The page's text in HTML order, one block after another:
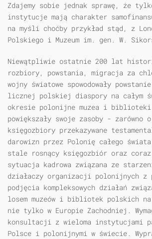
Zdajemy sobie jednak sprawę, że
instytucje mają charakter
na myśli choćby przykład stąd, z
Polskiego i Muzeum im. gen. W.
Niewątpliwie ostatnie 200 lat
rozbiory, powstania, migracja za
wojny światowe spowodowały
licznej polskiej diaspory na całym
okresie polonijne muzea i biblioteki
powiększały swoje zasoby -
księgozbiory przekazywane
darowizn przez Polonię całego
stale rosnący księgozbiór oraz
sytuacja kadrowa związana ze
działaczy organizacji polonijnych z
podjęcia kompleksowych działań
losem muzeów i bibliotek polskich na
nie tylko w Europie Zachodniej.
konsultacji z wieloma instytucjami
Polsce i polonijnymi w świecie.